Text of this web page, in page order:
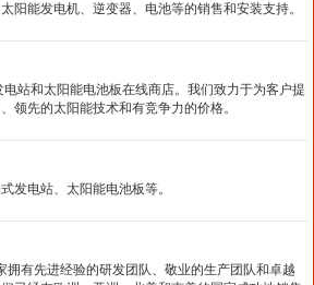
阳能发电机、逆变器、电池等的销售和安装支持。
站和太阳能电池板在线商店。我们致力于为客户提
领先的太阳能技术和有竞争力的价格。
发电站、太阳能电池板等。
有先进经验的研发团队、敬业的生产团队和卓越